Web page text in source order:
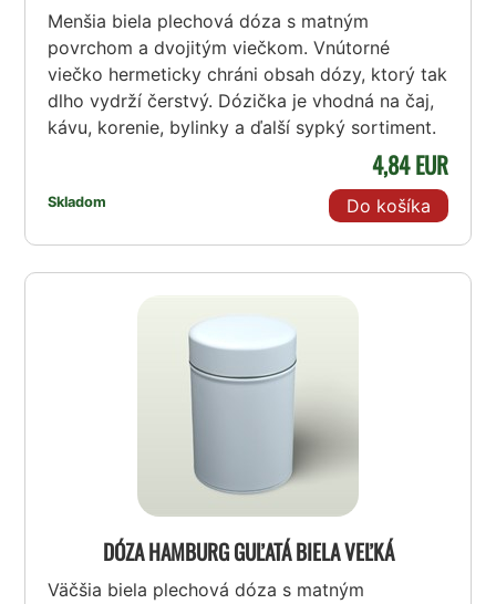
Menšia biela plechová dóza s matným
povrchom a dvojitým viečkom. Vnútorné
viečko hermeticky chráni obsah dózy, ktorý tak
dlho vydrží čerstvý. Dózička je vhodná na čaj,
kávu, korenie, bylinky a ďalší sypký sortiment.
Skladom
4,84 EUR
Do košíka
DÓZA HAMBURG GUĽATÁ BIELA VEĽKÁ
Väčšia biela plechová dóza s matným